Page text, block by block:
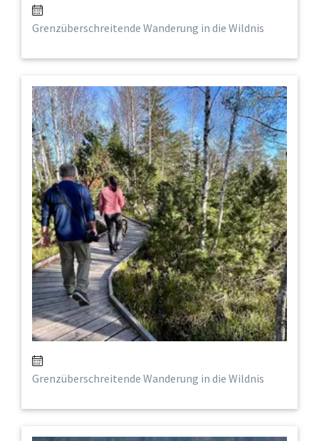
Grenzüberschreitende Wanderung in die Wildnis
Grenzüberschreitende Wanderung in die Wildnis